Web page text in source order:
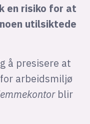
en risiko for at
utilsiktede
å presisere at
arbeidsmiljø
blir